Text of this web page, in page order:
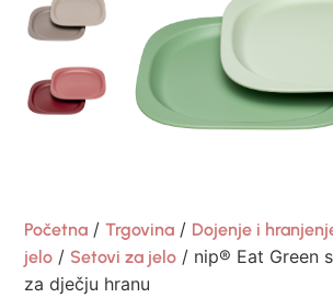
Početna /Trgovina / Dojenje i
jelo / Setovi za jelo / nip® Eat Green
za dječju hranu